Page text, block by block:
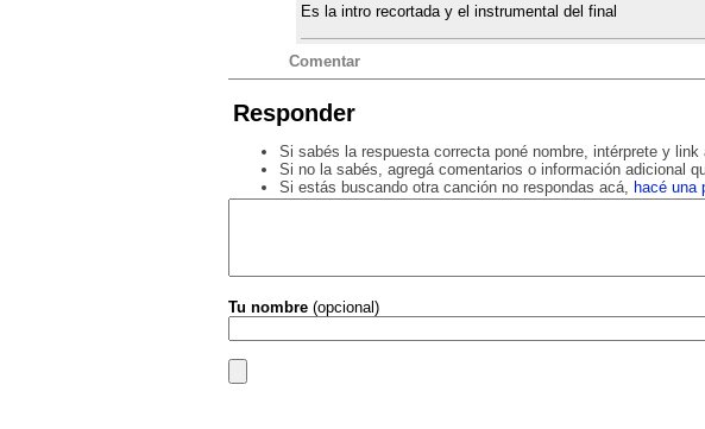
Es la intro recortada y el instrumental del final
Comentar
Responder
Si sabés la respuesta correcta poné nombre, intérprete y link
Si no la sabés, agregá comentarios o información adicional
Si estás buscando otra canción no respondas acá,
hacé una
Tu nombre (opcional)